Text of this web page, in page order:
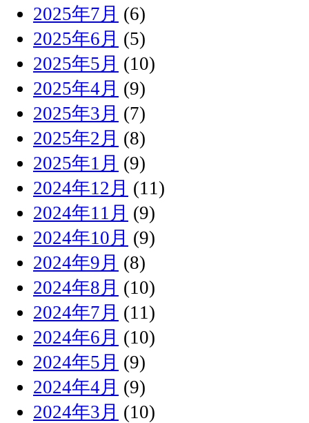
2025年7月 (6)
2025年6月 (5)
2025年5月 (10)
2025年4月 (9)
2025年3月 (7)
2025年2月 (8)
2025年1月 (9)
2024年12月 (11)
2024年11月 (9)
2024年10月 (9)
2024年9月 (8)
2024年8月 (10)
2024年7月 (11)
2024年6月 (10)
2024年5月 (9)
2024年4月 (9)
2024年3月 (10)